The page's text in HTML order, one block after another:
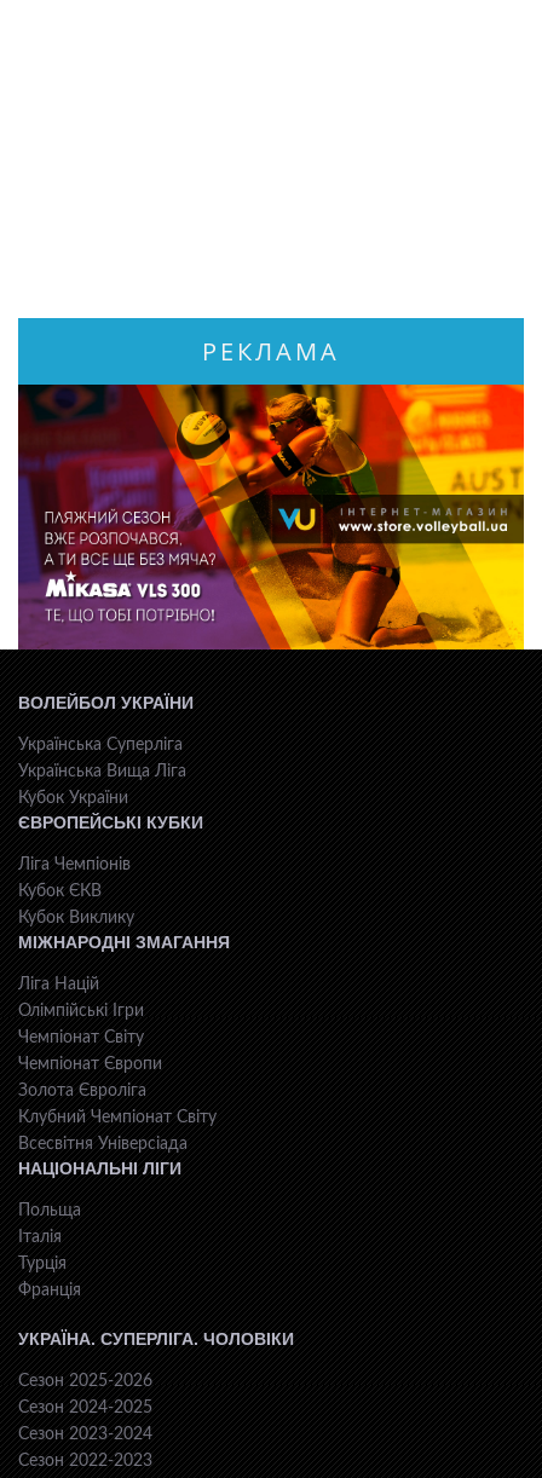
РЕКЛАМА
ВОЛЕЙБОЛ УКРАЇНИ
Українська Суперліга
Українська Вища Ліга
Кубок України
ЄВРОПЕЙСЬКІ КУБКИ
Ліга Чемпіонів
Кубок ЄКВ
Кубок Виклику
МІЖНАРОДНІ ЗМАГАННЯ
Ліга Націй
Олімпійські Ігри
Чемпіонат Світу
Чемпіонат Європи
Золота Євроліга
Клубний Чемпіонат Світу
Всесвiтня Унiверсiaда
НАЦІОНАЛЬНІ ЛІГИ
Польща
Італія
Турція
Франція
УКРАЇНА. СУПЕРЛІГА. ЧОЛОВІКИ
Сезон 2025-2026
Сезон 2024-2025
Сезон 2023-2024
Сезон 2022-2023